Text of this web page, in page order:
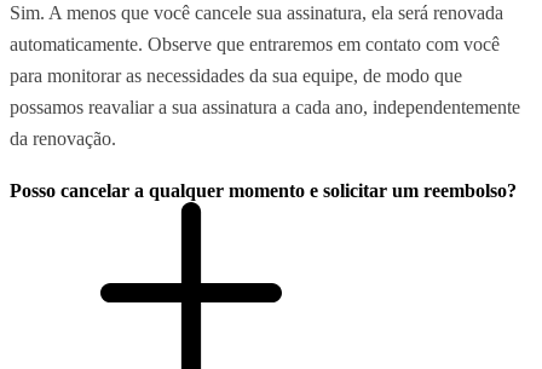
Sim. A menos que você cancele sua assinatura, ela será renovada
automaticamente. Observe que entraremos em contato com você
para monitorar as necessidades da sua equipe, de modo que
possamos reavaliar a sua assinatura a cada ano, independentemente
da renovação.
Posso cancelar a qualquer momento e solicitar um reembolso?